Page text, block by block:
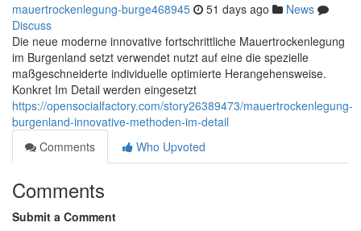
mauertrockenlegung-burge468945 51 days ago
News
Discuss
Die neue moderne innovative fortschrittliche Mauertrockenlegung
im Burgenland setzt verwendet nutzt auf eine die spezielle
maßgeschneiderte individuelle optimierte Herangehensweise.
Konkret Im Detail werden eingesetzt
https://opensocialfactory.com/story26389473/mauertrockenlegung-
burgenland-innovative-methoden-im-detail
Comments
Who Upvoted
Comments
Submit a Comment